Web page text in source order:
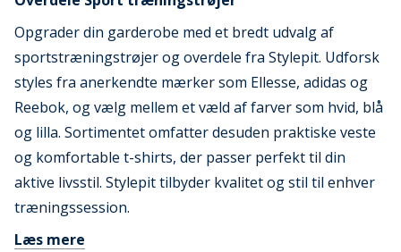
Opgrader din garderobe med et bredt udvalg af
sportstræningstrøjer og overdele fra Stylepit. Udforsk
styles fra anerkendte mærker som Ellesse, adidas og
Reebok, og vælg mellem et væld af farver som hvid, blå
og lilla. Sortimentet omfatter desuden praktiske veste
og komfortable t-shirts, der passer perfekt til din
aktive livsstil. Stylepit tilbyder kvalitet og stil til enhver
træningssession.
Læs mere